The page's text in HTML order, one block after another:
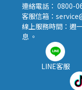
連絡電話： 0800-
客服信箱：
線上服務時間：週
息 。
LINE客服